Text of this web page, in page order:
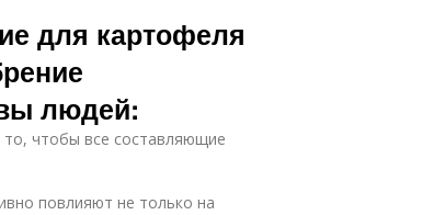
для картофеля
людей:
чтобы все составляющие
повлияют не только на